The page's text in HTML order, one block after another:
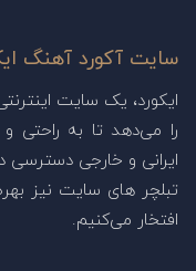
سایت آکورد آهنگ
ایکورد، یک سایت
را می‌دهد تا به راحتی و
ایرانی و خارجی دسترسی
تبلچر های سایت نیز
افتخار می‌کنیم.